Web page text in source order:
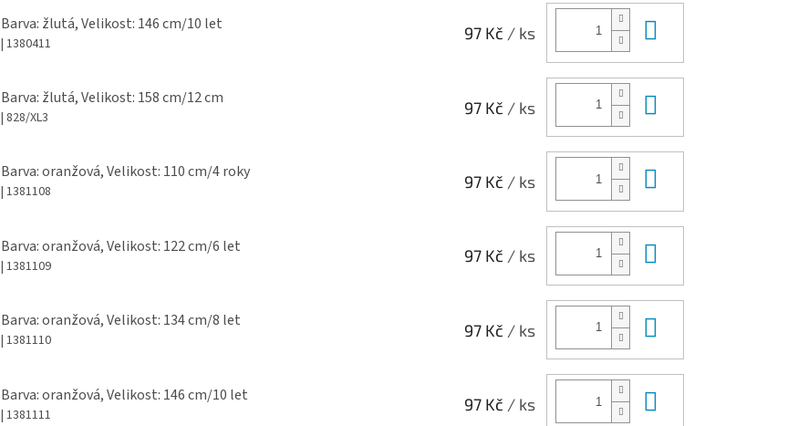
Barva: žlutá, Velikost: 146 cm/10 let
| 1380411
97 Kč / ks
Barva: žlutá, Velikost: 158 cm/12 cm
| 828/XL3
97 Kč / ks
Barva: oranžová, Velikost: 110 cm/4 roky
| 1381108
97 Kč / ks
Barva: oranžová, Velikost: 122 cm/6 let
| 1381109
97 Kč / ks
Barva: oranžová, Velikost: 134 cm/8 let
| 1381110
97 Kč / ks
Barva: oranžová, Velikost: 146 cm/10 let
| 1381111
97 Kč / ks